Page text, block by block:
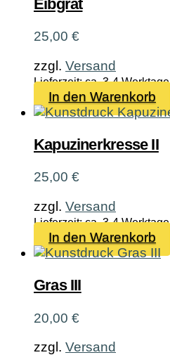
Eibgrat
25,00 €
zzgl. Versand
Lieferzeit: ca. 3-4 Werktage
In den Warenkorb
Kapuzinerkresse II
25,00 €
zzgl. Versand
Lieferzeit: ca. 3-4 Werktage
In den Warenkorb
Gras III
20,00 €
zzgl. Versand